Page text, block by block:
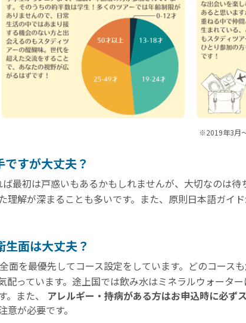
※2019年3月
すが大丈夫？
最初は戸惑いもあるかもしれませんが、大切なのは待
理解が深まることも多いです。また、原則日本語ガイ
面は大丈夫？
面を最優先してコース設定をしています。どのコース
っています。途上国では飲み水はミネラルウォータ
また、 アレルギー・持病がある方はお申込時に必ず
が必要です。